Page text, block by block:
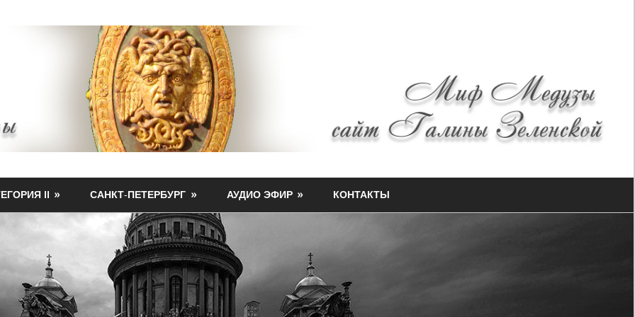
II САНКТ-ПЕТЕРБУРГ АУДИО ЭФИР КОНТАКТЫ